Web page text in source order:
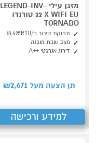
מזגן עילי LEGEND-INV-
22 X WIFI EU טורנדו
TORNADO
תפוקת קירור 18,425BTU/h
מצב שבת מובנה
דירוג אנרגטי ++A
תן הצעה מעל ₪ 2,671
למידע ורכישה